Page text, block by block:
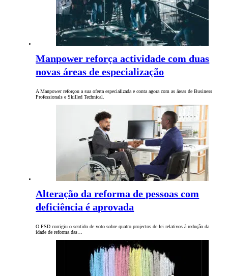
Manpower reforça actividade com duas
novas áreas de especialização
A Manpower reforçou a sua oferta especializada e conta agora com as áreas de Business
Professionals e Skilled Technical.
Alteração da reforma de pessoas com
deficiência é aprovada
O PSD corrigiu o sentido de voto sobre quatro projectos de lei relativos à redução da
idade de reforma das…